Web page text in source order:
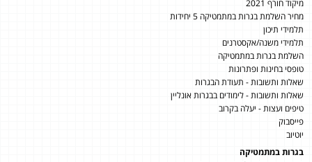
מיקוד חורף 2021
מחיר השלמת בגרות במתמטיקה 5 יחידות
תלמידי תיכון
תלמידי משנה/אקסטרנים
השלמת בגרות במתמטיקה
טופסי בחינות ופתרונות
שאלות ותשובות - תעודת הבגרות
שאלות ותשובות - לימודים בבגרות אונליין
טיפים ועצות - יעלה בקרוב
פייסבוק
יוטיוב
בגרות במתמטיקה